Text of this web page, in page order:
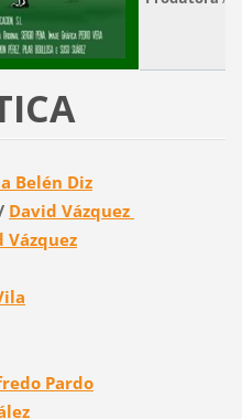
Belén Diz
David Vázquez
Vázquez
Pardo